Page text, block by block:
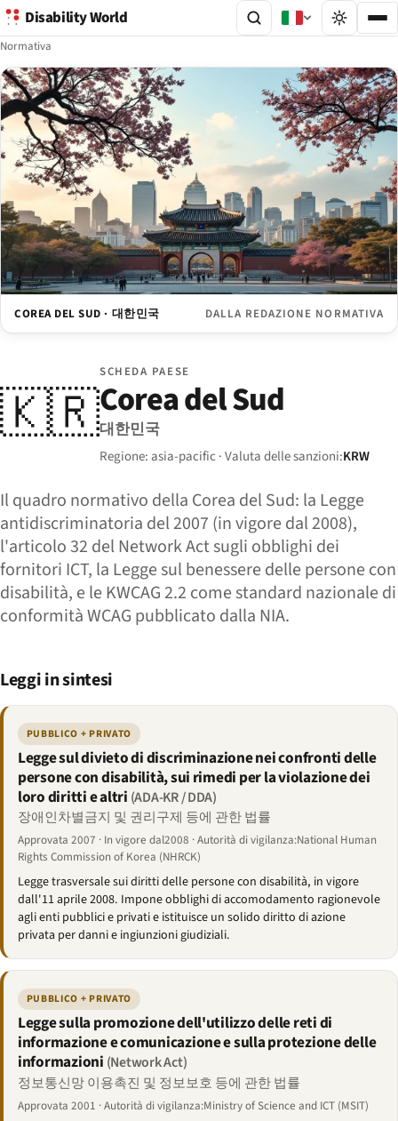
Disability World
Normativa
COREA DEL SUD · 대한민국 DALLA REDAZIONE NORMATIVA
🇰🇷
SCHEDA PAESE
Corea del Sud
대한민국
Regione: asia-pacific · Valuta delle sanzioni:KRW
Il quadro normativo della Corea del Sud: la Legge
antidiscriminatoria del 2007 (in vigore dal 2008),
l'articolo 32 del Network Act sugli obblighi dei
fornitori ICT, la Legge sul benessere delle persone con
disabilità, e le KWCAG 2.2 come standard nazionale di
conformità WCAG pubblicato dalla NIA.
Leggi in sintesi
PUBBLICO + PRIVATO
Legge sul divieto di discriminazione nei confronti delle
persone con disabilità, sui rimedi per la violazione dei
loro diritti e altri (ADA-KR / DDA)
장애인차별금지 및 권리구제 등에 관한 법률
Approvata 2007 · In vigore dal2008 · Autorità di vigilanza:National Human
Rights Commission of Korea (NHRCK)
Legge trasversale sui diritti delle persone con disabilità, in vigore
dall'11 aprile 2008. Impone obblighi di accomodamento ragionevole
agli enti pubblici e privati e istituisce un solido diritto di azione
privata per danni e ingiunzioni giudiziali.
PUBBLICO + PRIVATO
Legge sulla promozione dell'utilizzo delle reti di
informazione e comunicazione e sulla protezione delle
informazioni (Network Act)
정보통신망 이용촉진 및 정보보호 등에 관한 법률
Approvata 2001 · Autorità di vigilanza:Ministry of Science and ICT (MSIT)